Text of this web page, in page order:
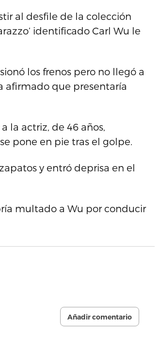
al desfile de la colección
identificado Carl Wu le
los frenos pero no llegó a
afirmado que presentaría
la actriz, de 46 años,
pone en pie tras el golpe.
y entró deprisa en el
multado a Wu por conducir
Añadir comentario